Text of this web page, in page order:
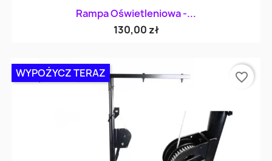
Rampa Oświetleniowa -...
130,00 zł
WYPOŻYCZ TERAZ favorite_border